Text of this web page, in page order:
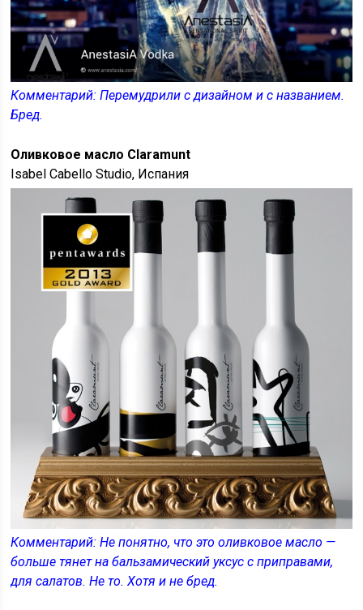
Комментарий: Перемудрили с дизайном и с названием.
Бред.
Оливковое масло Claramunt
Isabel Cabello Studio, Испания
Комментарий: Не понятно, что это оливковое масло —
больше тянет на бальзамический уксус с приправами,
для салатов. Не то. Хотя и не бред.